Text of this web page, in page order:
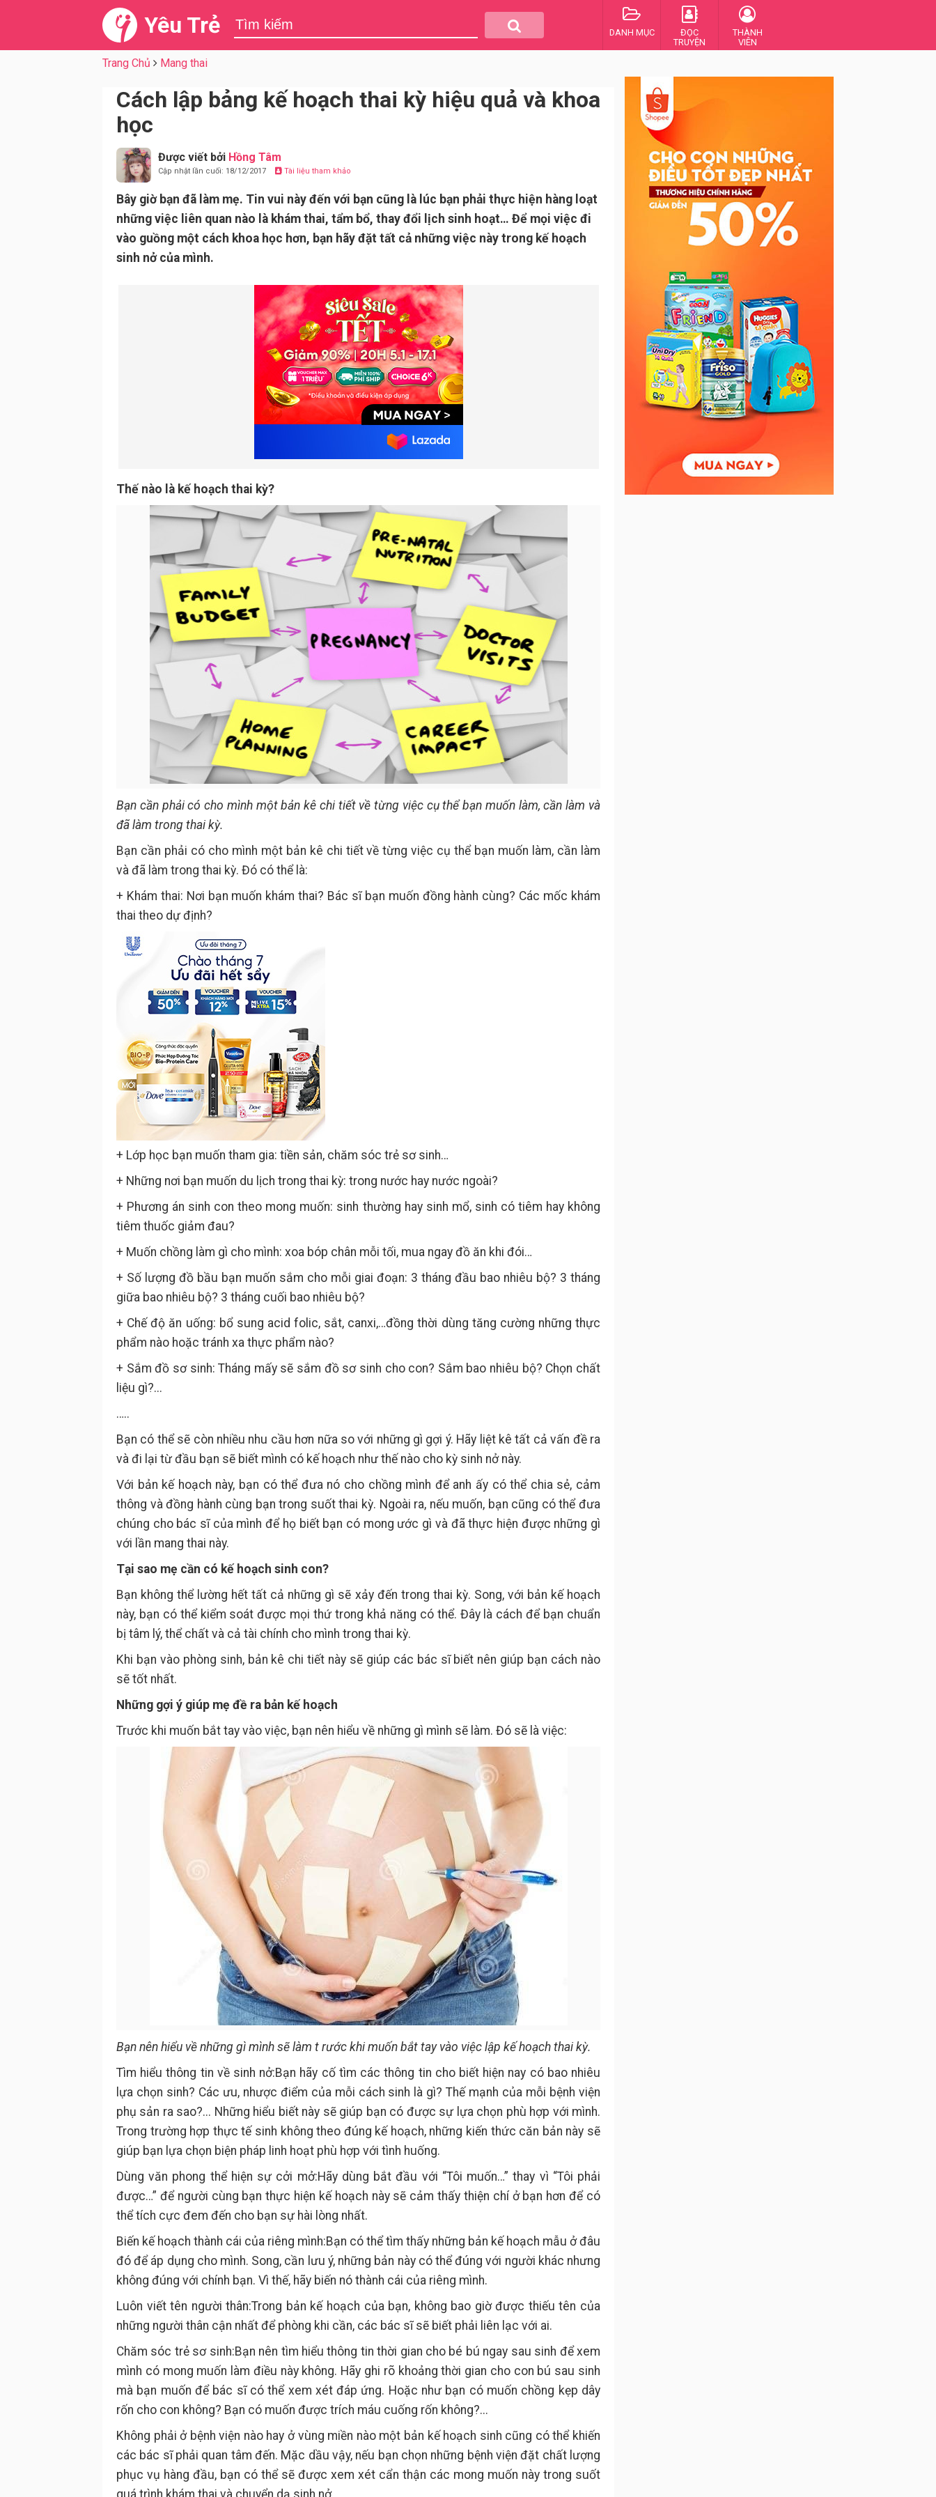
Yêu Trẻ DANH MỤC
ĐỌC
TRUYỆN
THÀNH
VIÊN
Trang Chủ Mang thai
Cách lập bảng kế hoạch thai kỳ hiệu quả và khoa
học
Được viết bởi Hồng Tâm
Cập nhật lần cuối: 18/12/2017 Tài liệu tham khảo
Bây giờ bạn đã làm mẹ. Tin vui này đến với bạn cũng là lúc bạn phải thực hiện hàng loạt
những việc liên quan nào là khám thai, tẩm bổ, thay đổi lịch sinh hoạt… Để mọi việc đi
vào guồng một cách khoa học hơn, bạn hãy đặt tất cả những việc này trong kế hoạch
sinh nở của mình.
Thế nào là kế hoạch thai kỳ?
Bạn cần phải có cho mình một bản kê chi tiết về từng việc cụ thể bạn muốn làm, cần làm và
đã làm trong thai kỳ.
Bạn cần phải có cho mình một bản kê chi tiết về từng việc cụ thể bạn muốn làm, cần làm
và đã làm trong thai kỳ. Đó có thể là:
+ Khám thai: Nơi bạn muốn khám thai? Bác sĩ bạn muốn đồng hành cùng? Các mốc khám
thai theo dự định?
+ Lớp học bạn muốn tham gia: tiền sản, chăm sóc trẻ sơ sinh…
+ Những nơi bạn muốn du lịch trong thai kỳ: trong nước hay nước ngoài?
+ Phương án sinh con theo mong muốn: sinh thường hay sinh mổ, sinh có tiêm hay không
tiêm thuốc giảm đau?
+ Muốn chồng làm gì cho mình: xoa bóp chân mỗi tối, mua ngay đồ ăn khi đói…
+ Số lượng đồ bầu bạn muốn sắm cho mỗi giai đoạn: 3 tháng đầu bao nhiêu bộ? 3 tháng
giữa bao nhiêu bộ? 3 tháng cuối bao nhiêu bộ?
+ Chế độ ăn uống: bổ sung acid folic, sắt, canxi,…đồng thời dùng tăng cường những thực
phẩm nào hoặc tránh xa thực phẩm nào?
+ Sắm đồ sơ sinh: Tháng mấy sẽ sắm đồ sơ sinh cho con? Sắm bao nhiêu bộ? Chọn chất
liệu gì?...
…..
Bạn có thể sẽ còn nhiều nhu cầu hơn nữa so với những gì gợi ý. Hãy liệt kê tất cả vấn đề ra
và đi lại từ đầu bạn sẽ biết mình có kế hoạch như thế nào cho kỳ sinh nở này.
Với bản kế hoạch này, bạn có thể đưa nó cho chồng mình để anh ấy có thể chia sẻ, cảm
thông và đồng hành cùng bạn trong suốt thai kỳ. Ngoài ra, nếu muốn, bạn cũng có thể đưa
chúng cho bác sĩ của mình để họ biết bạn có mong ước gì và đã thực hiện được những gì
với lần mang thai này.
Tại sao mẹ cần có kế hoạch sinh con?
Bạn không thể lường hết tất cả những gì sẽ xảy đến trong thai kỳ. Song, với bản kế hoạch
này, bạn có thể kiểm soát được mọi thứ trong khả năng có thể. Đây là cách để bạn chuẩn
bị tâm lý, thể chất và cả tài chính cho mình trong thai kỳ.
Khi bạn vào phòng sinh, bản kê chi tiết này sẽ giúp các bác sĩ biết nên giúp bạn cách nào
sẽ tốt nhất.
Những gợi ý giúp mẹ đề ra bản kế hoạch
Trước khi muốn bắt tay vào việc, bạn nên hiểu về những gì mình sẽ làm. Đó sẽ là việc:
Bạn nên hiểu về những gì mình sẽ làm t rước khi muốn bắt tay vào việc lập kế hoạch thai kỳ.
Tìm hiểu thông tin về sinh nở:Bạn hãy cố tìm các thông tin cho biết hiện nay có bao nhiêu
lựa chọn sinh? Các ưu, nhược điểm của mỗi cách sinh là gì? Thế mạnh của mỗi bệnh viện
phụ sản ra sao?... Những hiểu biết này sẽ giúp bạn có được sự lựa chọn phù hợp với mình.
Trong trường hợp thực tế sinh không theo đúng kế hoạch, những kiến thức căn bản này sẽ
giúp bạn lựa chọn biện pháp linh hoạt phù hợp với tình huống.
Dùng văn phong thể hiện sự cởi mở:Hãy dùng bắt đầu với “Tôi muốn…” thay vì “Tôi phải
được…” để người cùng bạn thực hiện kế hoạch này sẽ cảm thấy thiện chí ở bạn hơn để có
thể tích cực đem đến cho bạn sự hài lòng nhất.
Biến kế hoạch thành cái của riêng mình:Bạn có thể tìm thấy những bản kế hoạch mẫu ở đâu
đó để áp dụng cho mình. Song, cần lưu ý, những bản này có thể đúng với người khác nhưng
không đúng với chính bạn. Vì thế, hãy biến nó thành cái của riêng mình.
Luôn viết tên người thân:Trong bản kế hoạch của bạn, không bao giờ được thiếu tên của
những người thân cận nhất để phòng khi cần, các bác sĩ sẽ biết phải liên lạc với ai.
Chăm sóc trẻ sơ sinh:Bạn nên tìm hiểu thông tin thời gian cho bé bú ngay sau sinh để xem
mình có mong muốn làm điều này không. Hãy ghi rõ khoảng thời gian cho con bú sau sinh
mà bạn muốn để bác sĩ có thể xem xét đáp ứng. Hoặc như bạn có muốn chồng kẹp dây
rốn cho con không? Bạn có muốn được trích máu cuống rốn không?...
Không phải ở bệnh viện nào hay ở vùng miền nào một bản kế hoạch sinh cũng có thể khiến
các bác sĩ phải quan tâm đến. Mặc dầu vậy, nếu bạn chọn những bệnh viện đặt chất lượng
phục vụ hàng đầu, bạn có thể sẽ được xem xét cẩn thận các mong muốn này trong suốt
quá trình khám thai và chuyển dạ sinh nở.